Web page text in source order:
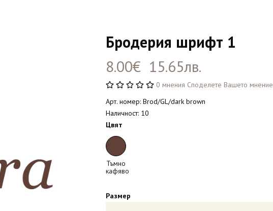
Бродерия шрифт 1
8.00€ 15.65лв.
0 мнения Споделете Вашето мнение
Арт. номер: Brod/GL/dark brown
Наличност: 10
Цвят
Тъмно
кафяво
Размер